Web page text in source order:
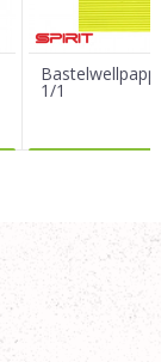
1/1